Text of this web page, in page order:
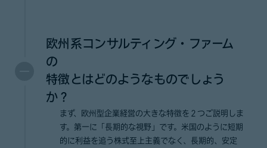
欧州系コンサルティング・ファーム
の
特徴とはどのようなものでしょう
か？
まず、欧州型企業経営の大きな特徴を２つご説明しま
す。第一に「長期的な視野」です。米国のように短期
的に利益を追う株式至上主義でなく、長期的、安定